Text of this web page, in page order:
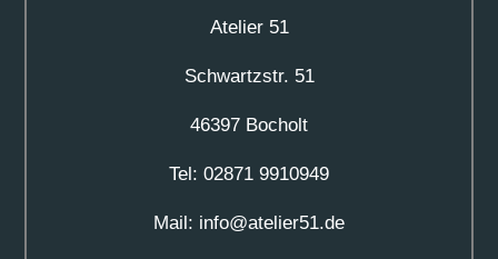
Atelier 51
Schwartzstr. 51
46397 Bocholt
Tel: 02871 9910949
Mail: info@atelier51.de